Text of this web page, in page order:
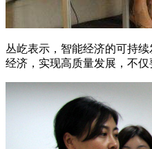
丛屹表示，智能经济的可持
经济，实现高质量发展，不